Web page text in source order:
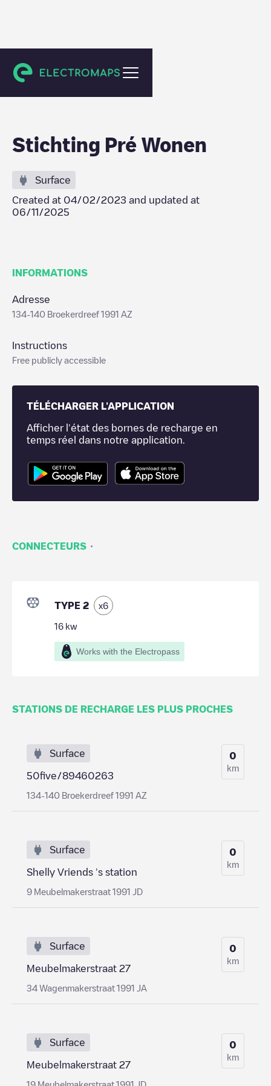
Velserbroek
Stichting Pré Wonen
Surface
Created at 04/02/2023 and updated at
06/11/2025
INFORMATIONS
Adresse
134-140 Broekerdreef 1991 AZ
Instructions
Free publicly accessible
TÉLÉCHARGER L'APPLICATION
Afficher l'état des bornes de recharge en
temps réel dans notre application.
CONNECTEURS ·
TYPE 2 x6
16 kw
Works with the Electropass
STATIONS DE RECHARGE LES PLUS PROCHES
Surface
50five/89460263
134-140 Broekerdreef 1991 AZ
0
km
Surface
Shelly Vriends 's station
9 Meubelmakerstraat 1991 JD
0
km
Surface
Meubelmakerstraat 27
34 Wagenmakerstraat 1991 JA
0
km
Surface
Meubelmakerstraat 27
19 Meubelmakerstraat 1991 JD
0
km